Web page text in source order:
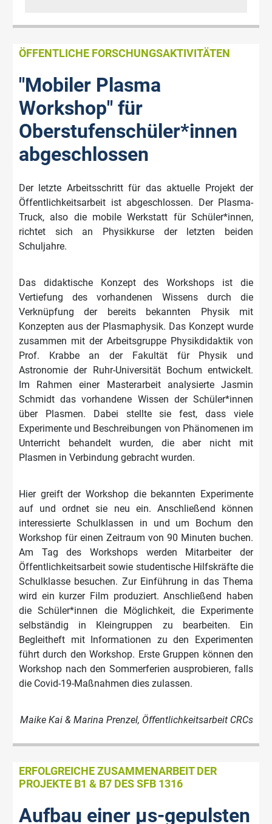
ÖFFENTLICHE FORSCHUNGSAKTIVITÄTEN
"Mobiler Plasma
Workshop" für
Oberstufenschüler*innen
abgeschlossen
Der letzte Arbeitsschritt für das aktuelle Projekt der
Öffentlichkeitsarbeit ist abgeschlossen. Der Plasma-
Truck, also die mobile Werkstatt für Schüler*innen,
richtet sich an Physikkurse der letzten beiden
Schuljahre.
Das didaktische Konzept des Workshops ist die
Vertiefung des vorhandenen Wissens durch die
Verknüpfung der bereits bekannten Physik mit
Konzepten aus der Plasmaphysik. Das Konzept wurde
zusammen mit der Arbeitsgruppe Physikdidaktik von
Prof. Krabbe an der Fakultät für Physik und
Astronomie der Ruhr-Universität Bochum entwickelt.
Im Rahmen einer Masterarbeit analysierte Jasmin
Schmidt das vorhandene Wissen der Schüler*innen
über Plasmen. Dabei stellte sie fest, dass viele
Experimente und Beschreibungen von Phänomenen im
Unterricht behandelt wurden, die aber nicht mit
Plasmen in Verbindung gebracht wurden.
Hier greift der Workshop die bekannten Experimente
auf und ordnet sie neu ein. Anschließend können
interessierte Schulklassen in und um Bochum den
Workshop für einen Zeitraum von 90 Minuten buchen.
Am Tag des Workshops werden Mitarbeiter der
Öffentlichkeitsarbeit sowie studentische Hilfskräfte die
Schulklasse besuchen. Zur Einführung in das Thema
wird ein kurzer Film produziert. Anschließend haben
die Schüler*innen die Möglichkeit, die Experimente
selbständig in Kleingruppen zu bearbeiten. Ein
Begleitheft mit Informationen zu den Experimenten
führt durch den Workshop. Erste Gruppen können den
Workshop nach den Sommerferien ausprobieren, falls
die Covid-19-Maßnahmen dies zulassen.
Maike Kai & Marina Prenzel, Öffentlichkeitsarbeit CRCs
ERFOLGREICHE ZUSAMMENARBEIT DER
PROJEKTE B1 & B7 DES SFB 1316
Aufbau einer µs-gepulsten